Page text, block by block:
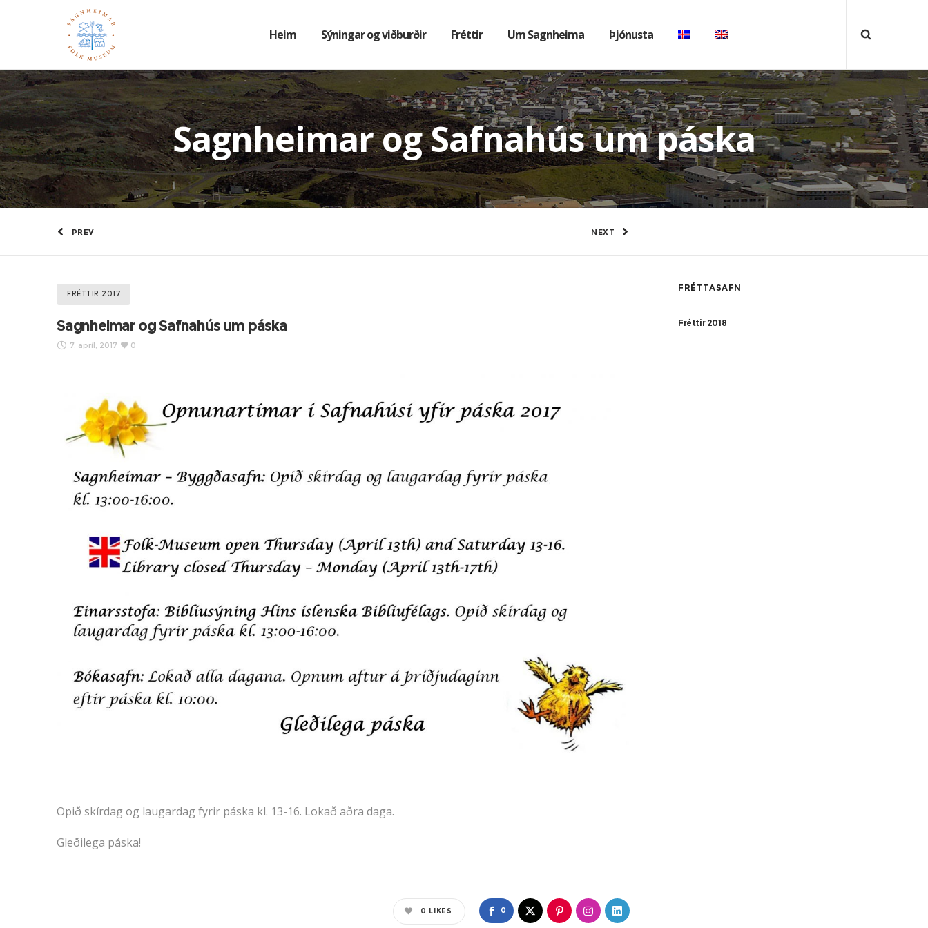
Heim Sýningar og viðburðir Fréttir Um Sagnheima Þjónusta
Sagnheimar og Safnahús um páska
PREV NEXT
FRÉTTIR 2017
Sagnheimar og Safnahús um páska
7. apríl, 2017 0
Opið skírdag og laugardag fyrir páska kl. 13-16. Lokað aðra daga.
Gleðilega páska!
0
0 LIKES
FRÉTTASAFN
Fréttir 2018